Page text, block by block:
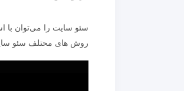
سئو سایت را می‌توان با
روش های محتلف سئو